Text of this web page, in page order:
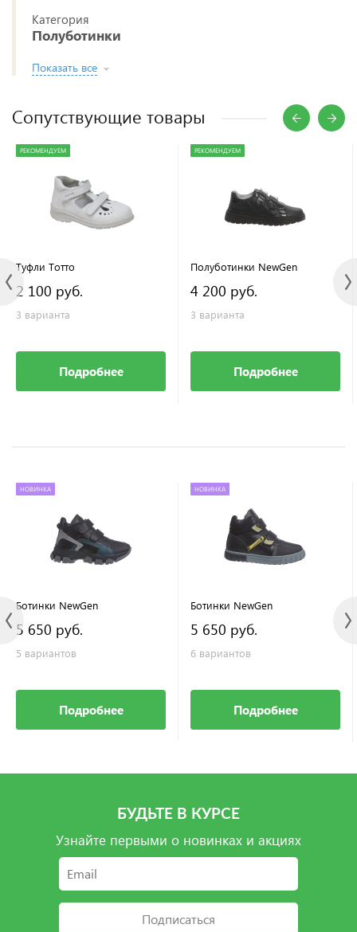
Категория
Полуботинки
Показать все
Сопутствующие товары
РЕКОМЕНДУЕМ
Туфли Тотто
2 100 руб.
3 варианта
Подробнее
РЕКОМЕНДУЕМ
Полуботинки NewGen
4 200 руб.
3 варианта
Подробнее
НОВИНКА
Ботинки NewGen
5 650 руб.
5 вариантов
Подробнее
НОВИНКА
Ботинки NewGen
5 650 руб.
6 вариантов
Подробнее
БУДЬТЕ В КУРСЕ
Узнайте первыми о новинках и акциях
Подписаться